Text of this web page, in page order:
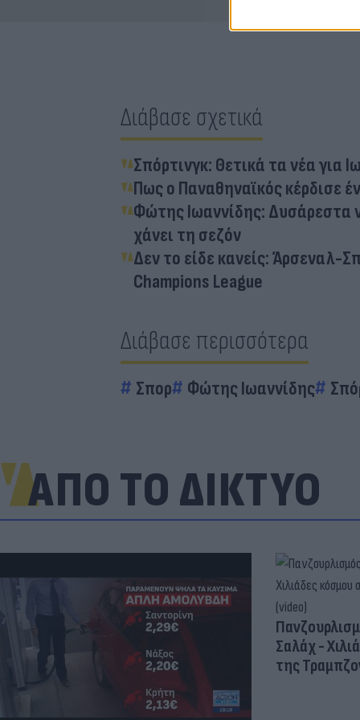
Διάβασε σχετικά
Σπόρτινγκ: Θετικά τα νέα για
Πως ο Παναθηναϊκός κέρδισε
Φώτης Ιωαννίδης: Δυσάρεστα
χάνει τη σεζόν
Δεν το είδε κανείς: Άρσεναλ-
Champions League
Διάβασε περισσότερα
Σπορ Φώτης Ιωαννίδης
ΑΠΟ ΤΟ ΔΙΚΤΥΟ
Σαλάχ -
της